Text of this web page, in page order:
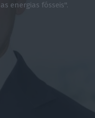
energias fósseis".